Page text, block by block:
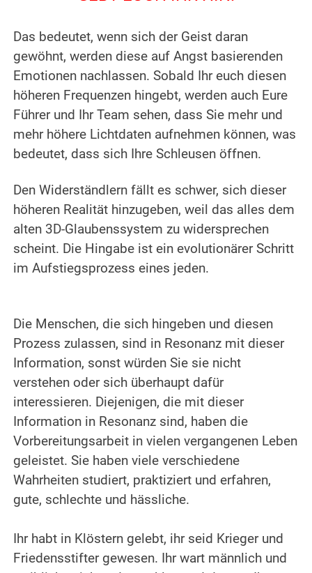
Das bedeutet, wenn sich der Geist daran
gewöhnt, werden diese auf Angst basierenden
Emotionen nachlassen. Sobald Ihr euch diesen
höheren Frequenzen hingebt, werden auch Eure
Führer und Ihr Team sehen, dass Sie mehr und
mehr höhere Lichtdaten aufnehmen können, was
bedeutet, dass sich Ihre Schleusen öffnen.
Den Widerständlern fällt es schwer, sich dieser
höheren Realität hinzugeben, weil das alles dem
alten 3D-Glaubenssystem zu widersprechen
scheint. Die Hingabe ist ein evolutionärer Schritt
im Aufstiegsprozess eines jeden.
Die Menschen, die sich hingeben und diesen
Prozess zulassen, sind in Resonanz mit dieser
Information, sonst würden Sie sie nicht
verstehen oder sich überhaupt dafür
interessieren. Diejenigen, die mit dieser
Information in Resonanz sind, haben die
Vorbereitungsarbeit in vielen vergangenen Leben
geleistet. Sie haben viele verschiedene
Wahrheiten studiert, praktiziert und erfahren,
gute, schlechte und hässliche.
Ihr habt in Klöstern gelebt, ihr seid Krieger und
Friedensstifter gewesen. Ihr wart männlich und